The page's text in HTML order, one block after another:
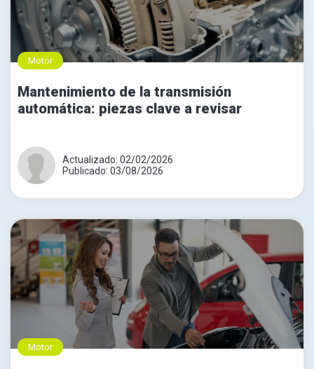
Motor
Mantenimiento de la transmisión
automática: piezas clave a revisar
Actualizado: 02/02/2026
Publicado: 03/08/2026
Motor